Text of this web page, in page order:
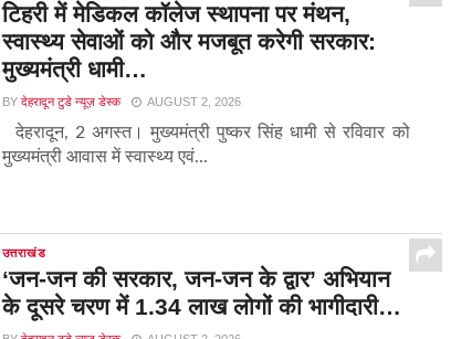
टिहरी में मेडिकल कॉलेज स्थापना पर मंथन,
स्वास्थ्य सेवाओं को और मजबूत करेगी सरकार:
मुख्यमंत्री धामी…
BY देहरादून टुडे न्यूज़ डेस्क AUGUST 2, 2026
देहरादून, 2 अगस्त। मुख्यमंत्री पुष्कर सिंह धामी से रविवार को
मुख्यमंत्री आवास में स्वास्थ्य एवं...
उत्तराखंड
‘जन-जन की सरकार, जन-जन के द्वार’ अभियान
के दूसरे चरण में 1.34 लाख लोगों की भागीदारी…